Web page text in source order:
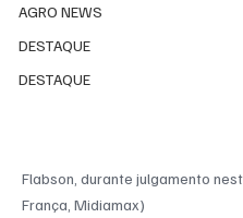
AGRO NEWS
DESTAQUE
DESTAQUE
Flabson, durante julgamento
França, Midiamax)